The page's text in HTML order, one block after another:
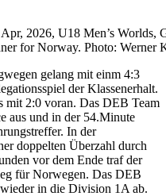
2026, U18 Men’s Worlds,
for Norway. Photo: Werner
gelang mit einm 4:3
der Klassenerhalt.
mit 2:0 voran. Das DEB Team
aus und in der 54.Minute
In der
doppelten Überzahl durch
vor dem Ende traf der
für Norwegen. Das DEB
in die Division 1A ab.